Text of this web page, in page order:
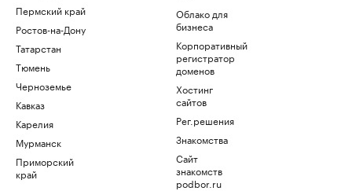
Пермский край
Ростов-на-Дону
Татарстан
Тюмень
Черноземье
Кавказ
Карелия
Мурманск
Приморский
край
Облако для
бизнеса
Корпоративный
регистратор
доменов
Хостинг
сайтов
Рег.решения
Знакомства
Сайт
знакомств
podbor.ru